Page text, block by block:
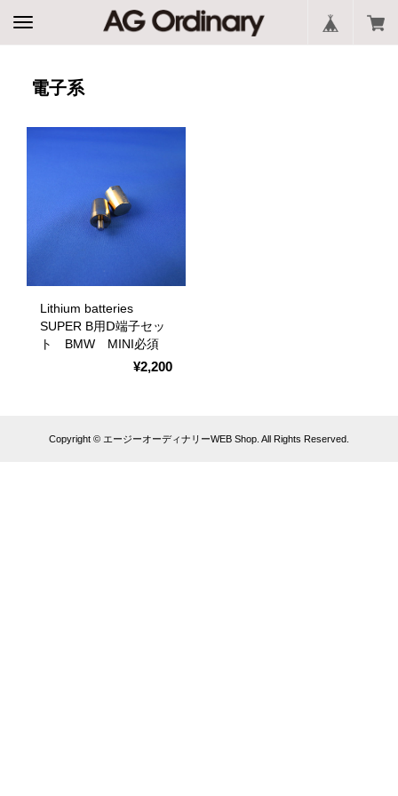
電子系
Lithium batteries
SUPER B用Ⅾ端子セッ
ト BMW MINI必須
¥2,200
Copyright © エージーオーディナリーWEB Shop. All Rights Reserved.